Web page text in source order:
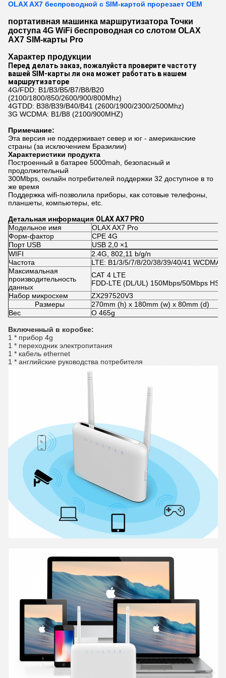
OLAX AX7 беспроводной с SIM-картой прорезает OEM
портативная машинка маршрутизатора Точки
доступа 4G WiFi беспроводная со слотом OLAX
AX7 SIM-карты Pro
Характер продукции
Перед делать заказ, пожалуйста проверите частоту
вашей SIM-карты ли она может работать в нашем
маршрутизаторе
4G/FDD: B1/B3/B5/B7/B8/B20
(2100/1800/850/2600/900/800Mhz)
4GTDD: B38/B39/B40/B41 (2600/1900/2300/2500Mhz)
3G WCDMA: B1/B8 (2100/900MHZ)
Примечание:
Эта версия не поддерживает север и юг - американские
страны (за исключением Бразилии)
Характеристики продукта
Построенный в батарее 5000mah, безопасный и
продолжительный
300Mbps, онлайн потребителей поддержки 32 доступное в то
же время
Поддержка wifi-позволила приборы, как сотовые телефоны,
планшеты, компьютеры, etc.
Детальная информация OLAX AX7 PRO
Модельное имя
OLAX AX7 Pro
Форм-фактор
CPE 4G
Порт USB
USB 2,0 ×1
WIFI
2.4G, 802,11 b/g/n
Частота
LTE: B1/3/5/7/8/20/38/39/40/41 WCDMA:
Максимальная
производительность
данных
CAT 4 LTE
FDD-LTE (DL/UL) 150Mbps/50Mbps
Набор микросхем
ZX297520V3
Размеры
270mm (h) x 180mm (w) x 80mm (d)
Вес
О 465g
Включенный в коробке:
1 * прибор 4g
1 * переходник электропитания
1 * кабель ethernet
1 * английские руководства потребителя